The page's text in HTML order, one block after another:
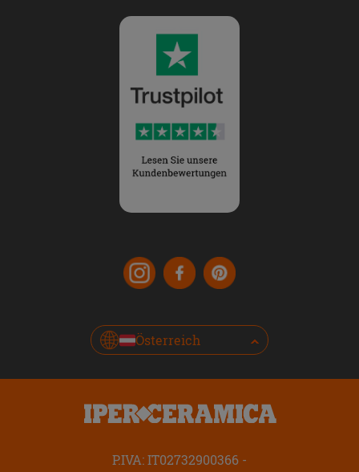
Österreich
P.IVA: IT02732900366